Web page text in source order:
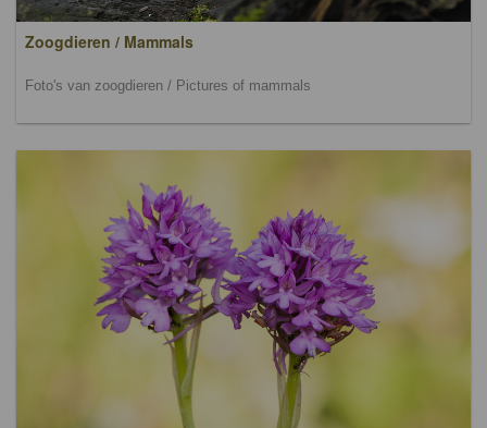
Zoogdieren / Mammals
Foto's van zoogdieren / Pictures of mammals